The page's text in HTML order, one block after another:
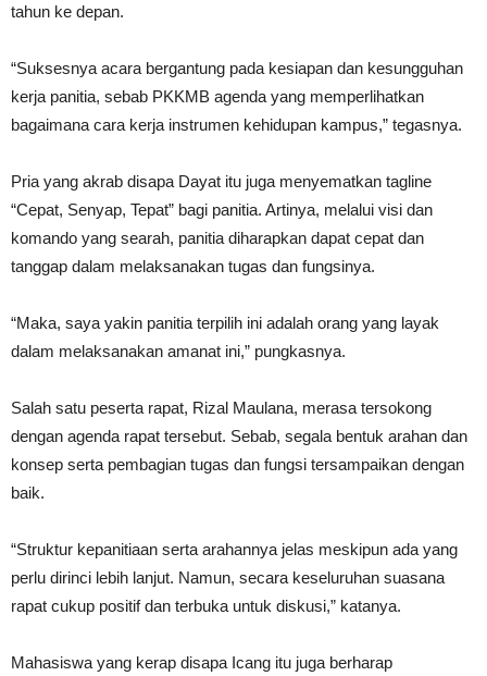
tahun ke depan.
“Suksesnya acara bergantung pada kesiapan dan kesungguhan
kerja panitia, sebab PKKMB agenda yang memperlihatkan
bagaimana cara kerja instrumen kehidupan kampus,” tegasnya.
Pria yang akrab disapa Dayat itu juga menyematkan tagline
“Cepat, Senyap, Tepat” bagi panitia. Artinya, melalui visi dan
komando yang searah, panitia diharapkan dapat cepat dan
tanggap dalam melaksanakan tugas dan fungsinya.
“Maka, saya yakin panitia terpilih ini adalah orang yang layak
dalam melaksanakan amanat ini,” pungkasnya.
Salah satu peserta rapat, Rizal Maulana, merasa tersokong
dengan agenda rapat tersebut. Sebab, segala bentuk arahan dan
konsep serta pembagian tugas dan fungsi tersampaikan dengan
baik.
“Struktur kepanitiaan serta arahannya jelas meskipun ada yang
perlu dirinci lebih lanjut. Namun, secara keseluruhan suasana
rapat cukup positif dan terbuka untuk diskusi,” katanya.
Mahasiswa yang kerap disapa Icang itu juga berharap